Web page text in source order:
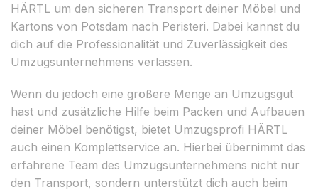
HÄRTL um den sicheren Transport deiner Möbel und
Kartons von Potsdam nach Peristeri. Dabei kannst du
dich auf die Professionalität und Zuverlässigkeit des
Umzugsunternehmens verlassen.
Wenn du jedoch eine größere Menge an Umzugsgut
hast und zusätzliche Hilfe beim Packen und Aufbauen
deiner Möbel benötigst, bietet Umzugsprofi HÄRTL
auch einen Komplettservice an. Hierbei übernimmt das
erfahrene Team des Umzugsunternehmens nicht nur
den Transport, sondern unterstützt dich auch beim